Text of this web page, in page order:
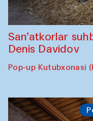
San’atkorlar
Denis Davidov
Pop-up Kutubxonasi